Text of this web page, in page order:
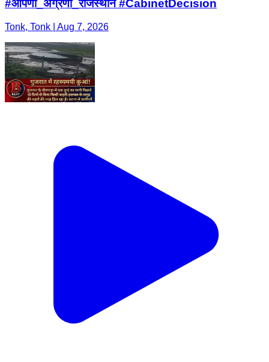
#आपणो_अग्रणी_राजस्थान #CabinetDecision
Tonk, Tonk | Aug 7, 2026